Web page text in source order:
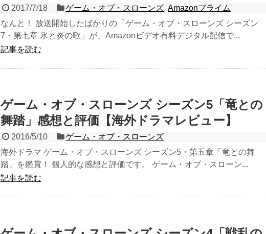
2017/7/18 ゲーム・オブ・スローンズ,Amazonプライム
なんと！ 放送開始したばかりの「ゲーム・オブ・スローンズ シーズン
7・第七章 氷と炎の歌」が、Amazonビデオ有料デジタル配信で...
記事を読む
ゲーム・オブ・スローンズ シーズン5「竜との
舞踏」感想と評価【海外ドラマレビュー】
2016/5/10
ゲーム・オブ・スローンズ
海外ドラマ ゲーム・オブ・スローンズ シーズン5・第五章「竜との舞
踏」を鑑賞！ 個人的な感想と評価です。 ゲーム・オブ・スローン...
記事を読む